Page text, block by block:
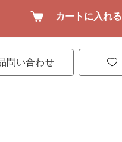
カートに入れる
問い合わせ